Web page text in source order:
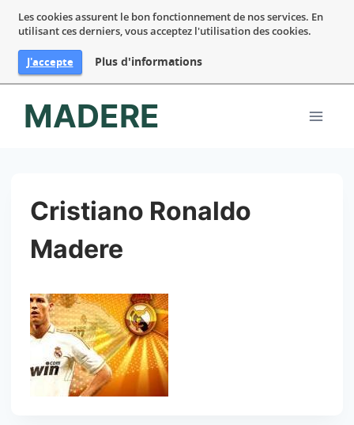
Les cookies assurent le bon fonctionnement de nos services. En
utilisant ces derniers, vous acceptez l'utilisation des cookies.
J'accepte Plus d'informations
MADERE
Cristiano Ronaldo
Madere